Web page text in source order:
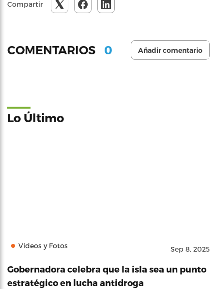
Compartir
COMENTARIOS 0 Añadir comentario
Lo Último
Videos y Fotos Sep 8, 2025
Gobernadora celebra que la isla sea un punto
estratégico en lucha antidroga